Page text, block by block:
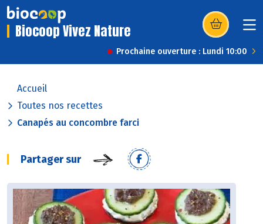
Biocoop Vivez Nature (s’ouvre dans
Prochaine ouverture : Lundi 10:00
Accueil
Toutes nos recettes
Canapés au concombre farci
Partager sur